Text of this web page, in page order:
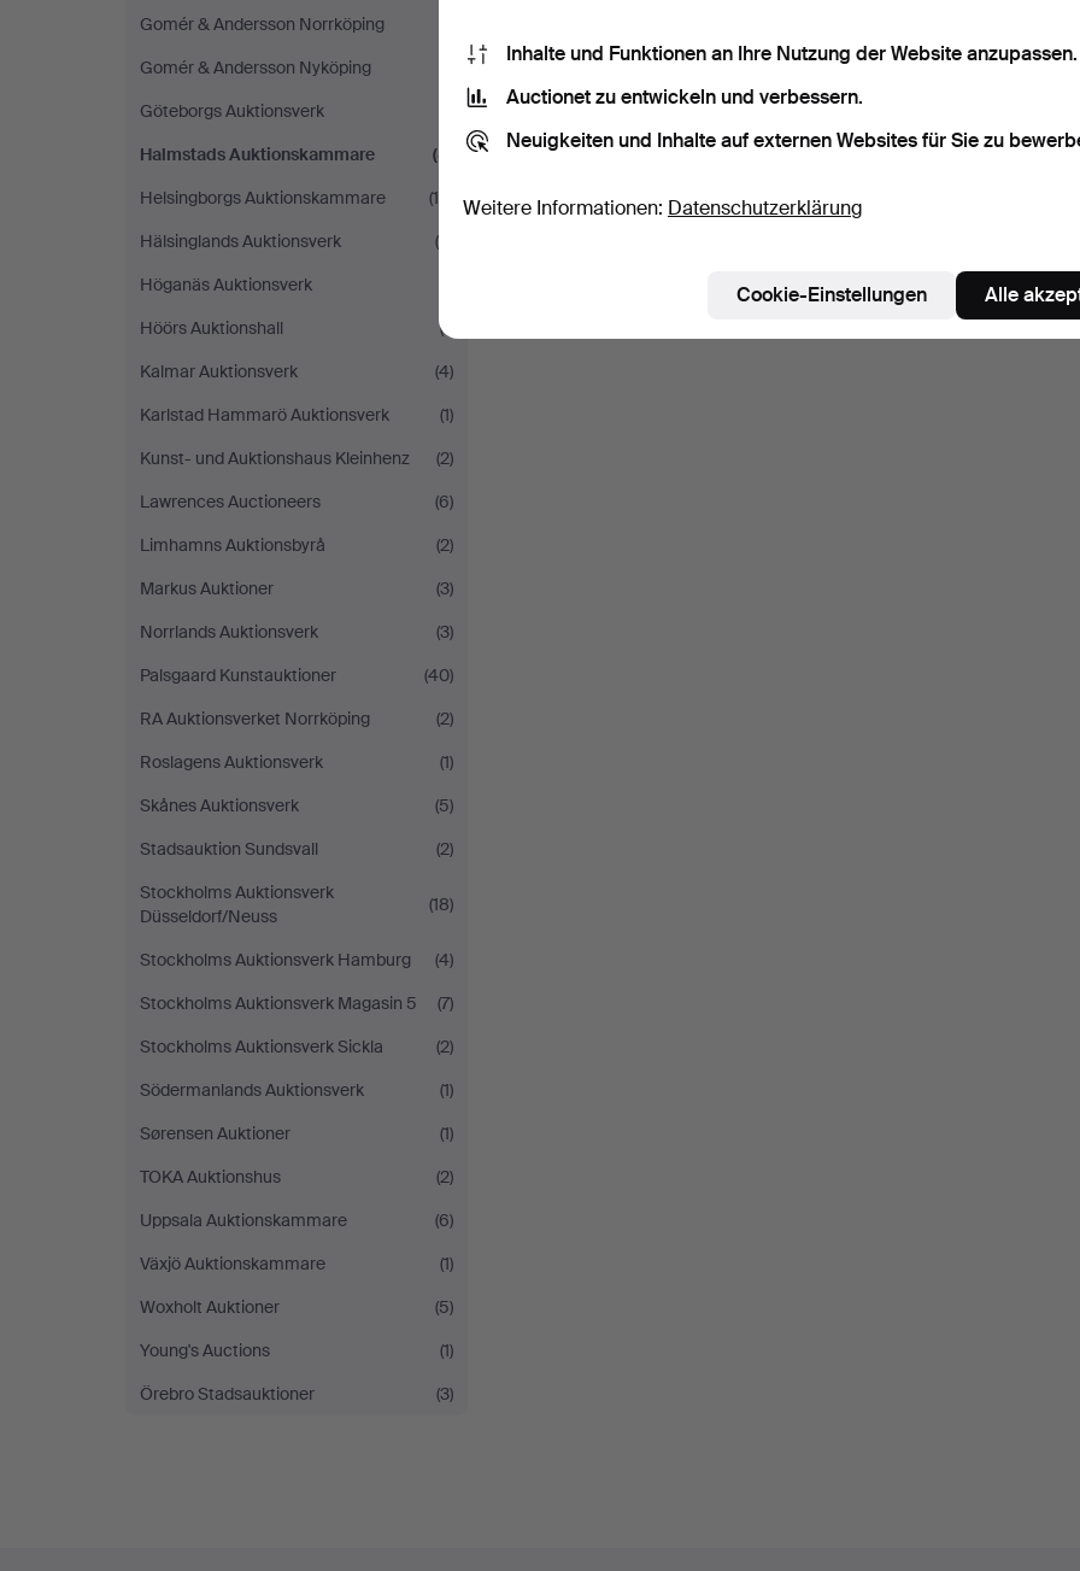
Gomér & Andersson Norrköping
Gomér & Andersson Nyköping
Göteborgs Auktionsverk
Halmstads Auktionskammare
(8)
Helsingborgs Auktionskammare
(16)
Hälsinglands Auktionsverk
(4)
Höganäs Auktionsverk
Höörs Auktionshall
(1)
Kalmar Auktionsverk
(4)
Karlstad Hammarö Auktionsverk
(1)
Kunst- und Auktionshaus Kleinhenz
(2)
Lawrences Auctioneers
(6)
Limhamns Auktionsbyrå
(2)
Markus Auktioner
(3)
Norrlands Auktionsverk
(3)
Palsgaard Kunstauktioner
(40)
RA Auktionsverket Norrköping
(2)
Roslagens Auktionsverk
(1)
Skånes Auktionsverk
(5)
Stadsauktion Sundsvall
(2)
Stockholms Auktionsverk
Düsseldorf/Neuss
(18)
Stockholms Auktionsverk Hamburg
(4)
Stockholms Auktionsverk Magasin 5
(7)
Stockholms Auktionsverk Sickla
(2)
Södermanlands Auktionsverk
(1)
Sørensen Auktioner
(1)
TOKA Auktionshus
(2)
Uppsala Auktionskammare
(6)
Växjö Auktionskammare
(1)
Woxholt Auktioner
(5)
Young's Auctions
(1)
Örebro Stadsauktioner
(3)
Inhalte und Funktionen an Ihre Nutzung der Website anzupassen.
Auctionet zu entwickeln und verbessern.
Neuigkeiten und Inhalte auf externen Websites für Sie zu
Weitere Informationen: Datenschutzerklärung
Cookie-Einstellungen Alle